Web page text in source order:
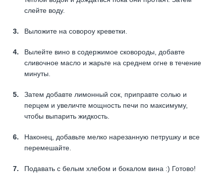
слейте воду.
Выложите на совороу креветки.
Вылейте вино в содержимое сковороды, добавте
сливочное масло и жарьте на среднем огне в течение
минуты.
Затем добавте лимонный сок, приправте солью и
перцем и увеличте мощность печи по максимуму,
чтобы выпарить жидкость.
Наконец, добавьте мелко нарезанную петрушку и все
перемешайте.
Подавать с белым хлебом и бокалом вина :) Готово!